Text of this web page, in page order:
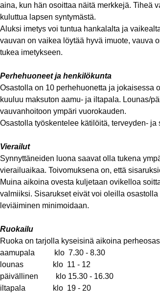
aina, kun hän osoittaa näitä merkkejä. Tiheä
kuluttua lapsen syntymästä.
Aluksi imetys voi tuntua hankalalta ja
vauvan on vaikea löytää hyvä imuote, vauva
tukea imetykseen.
Perhehuoneet ja henkilökunta
Osastolla on 10 perhehuonetta ja jokaisessa
kuuluu maksuton aamu- ja iltapala. Lounas/
vauvanhoitoon ympäri vuorokauden.
Osastolla työskentelee kätilöitä, terveyden-
Vierailut
Synnyttäneiden luona saavat olla tukena
vierailuaikaa. Toivomuksena on, että
Muina aikoina ovesta kuljetaan ovikelloa
valmiiksi. Sisarukset eivät voi oleilla
leviäiminen minimoidaan.
Ruokailu
Ruoka on tarjolla kyseisinä aikoina
aamupala klo 7.30 - 8.30
lounas klo 11 - 12
päivällinen klo 15.30 - 16.30
iltapala klo 19 - 20